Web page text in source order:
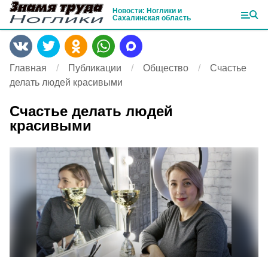
Новости: Ноглики и
Сахалинская область
Главная Публикации Общество
Счастье
делать людей красивыми
Счастье делать людей
красивыми